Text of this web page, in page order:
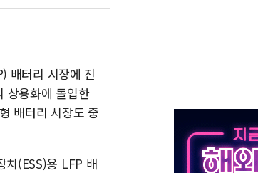
인제 용대리 계곡서 수위 상승으로 피서객 7명 고립…전
청양 밭에서 일하던 90대 숨져…온열질환 여부 조사
폭염에 車 운전면허 기능시험 오전 집중 편성…체감온
李대통령, 'ISA·주가누르기 방지법' 전면 재검토 지시
'호우 특보' 경북 울진 시간당 20~30mm 강한 비...가
주말 무더위·열대야 지속…내륙 곳곳 소나기
배터리 시장에 진
상용화에 돌입한
배터리 시장도 중
치(ESS)용 LFP 배